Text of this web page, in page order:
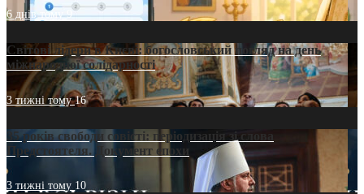
6 днів тому9
Світові лідери в Києві: богословський погляд на день
міжнародної солідарності
3 тижні тому16
35 років свободи совісті: періодизація зі слова
Предстоятеля. Документ епохи
3 тижні тому 10